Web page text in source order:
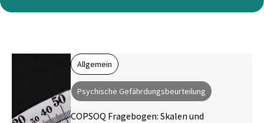
Allgemein
Psychische Gefährdungsbeurteilung
COPSOQ Fragebogen: Skalen und